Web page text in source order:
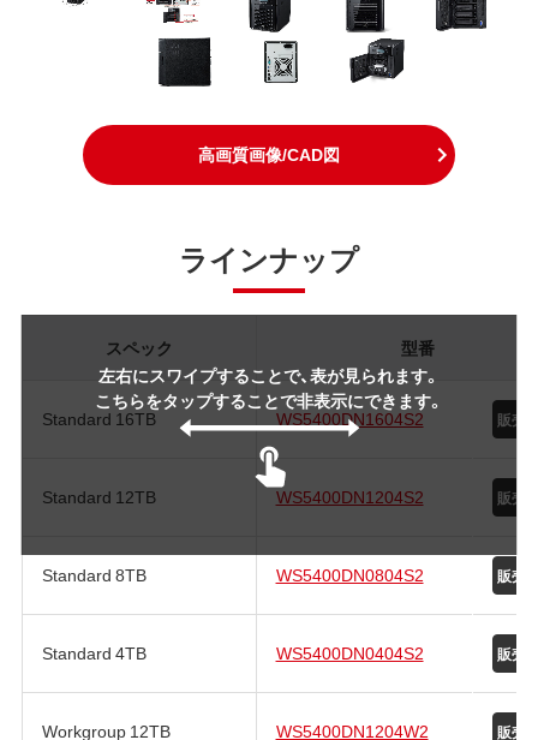
高画質画像/CAD図
ラインナップ
左右にスワイプすることで、表が見られます。
こちらをタップすることで非表示にできます。
スペック 型番
Standard 16TB WS5400DN1604S2
Standard 12TB WS5400DN1204S2
Standard 8TB WS5400DN0804S2
Standard 4TB WS5400DN0404S2
Workgroup 12TB WS5400DN1204W2